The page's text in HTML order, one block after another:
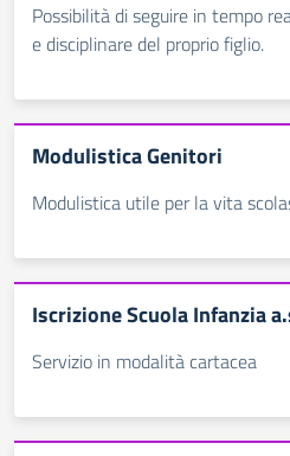
Possibilità di seguire in tempo
e disciplinare del proprio figlio.
Modulistica Genitori
Modulistica utile per la vita
Iscrizione Scuola Infanzia
Servizio in modalità cartacea